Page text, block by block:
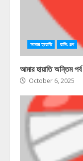
আমার হায়াতি রানিং গল্প
আমার হায়াতি অন্তিম পর্ব
October 6, 2025